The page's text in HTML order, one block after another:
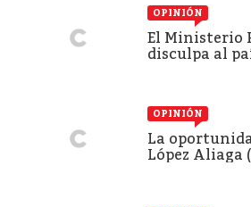
OPINIÓN
El Ministerio
disculpa al
OPINIÓN
La
López Aliaga